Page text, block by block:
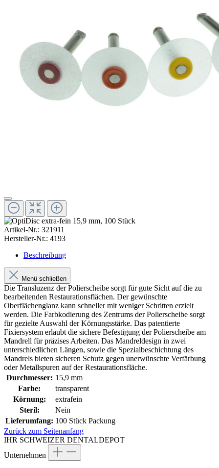
Artikel-Nr.: 321911
Hersteller-Nr.: 4193
Beschreibung
Menü schließen
Die Transluzenz der Polierscheibe sorgt für gute Sicht auf die zu
bearbeitenden Restaurationsflächen. Der gewünschte
Oberflächenglanz kann schneller mit weniger Schritten erzielt
werden. Die Farbkodierung des Zentrums der Polierscheibe sorgt
für gezielte Auswahl der Körnungsstärke. Das patentierte
Fixiersystem erlaubt die sichere Befestigung der Polierscheibe am
Mandrell für präzises Arbeiten. Das Mandreldesign in zwei
unterschiedlichen Längen, sowie die Spezialbeschichtung des
Mandrels bieten sicheren Schutz gegen unerwünschte Verfärbung
oder Metallspuren auf der Restaurationsfläche.
Durchmesser: 15,9 mm
Farbe:
transparent
Körnung:
extrafein
Steril:
Nein
Lieferumfang: 100 Stück Packung
Zurück zum Seitenanfang
IHR SCHWEIZER DENTALDEPOT
Unternehmen